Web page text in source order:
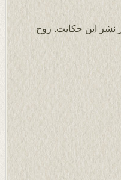
نشر این حکایت. روح